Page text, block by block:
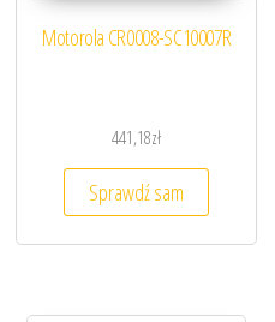
Motorola CR0008-SC10007R
441,18zł
Sprawdź sam